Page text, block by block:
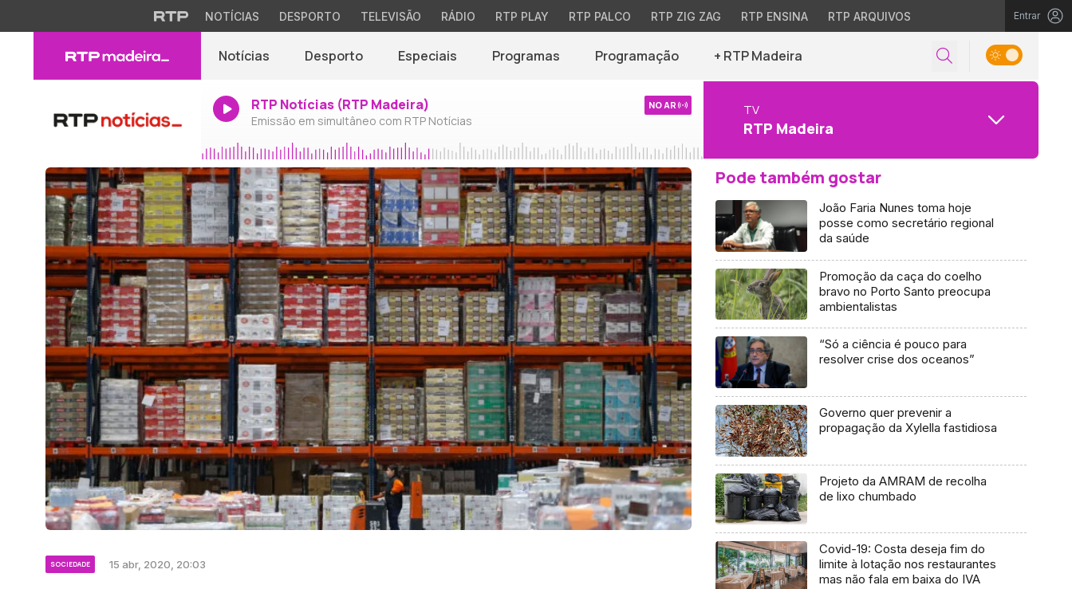
NOTÍCIAS DESPORTO TELEVISÃO RÁDIO RTP PLAY RTP PALCO RTP ZIG ZAG RTP ENSINA RTP ARQUIVOS Entrar
Notícias Desporto Especiais Programas Programação + RTP Madeira
RTP Notícias (RTP Madeira)
Emissão em simultâneo com RTP Notícias
NO AR TV
RTP Madeira
SOCIEDADE 15 abr, 2020, 20:03
Pode também gostar
João Faria Nunes toma hoje
posse como secretário regional
da saúde
Promoção da caça do coelho
bravo no Porto Santo preocupa
ambientalistas
“Só a ciência é pouco para
resolver crise dos oceanos”
Governo quer prevenir a
propagação da Xylella fastidiosa
Projeto da AMRAM de recolha
de lixo chumbado
Covid-19: Costa deseja fim do
limite à lotação nos restaurantes
mas não fala em baixa do IVA